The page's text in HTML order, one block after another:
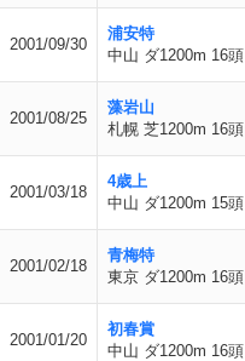
2001/09/30
浦安特
中山 ダ1200m 16頭
2001/08/25
藻岩山
札幌 芝1200m 16頭
2001/03/18
4歳上
中山 ダ1200m 15頭
2001/02/18
青梅特
東京 ダ1200m 16頭
2001/01/20
初春賞
中山 ダ1200m 16頭